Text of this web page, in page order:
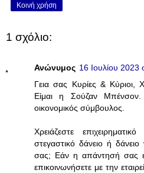
Κοινή χρήση
1 σχόλιο:
Ανώνυμος 16 Ιουλίου 2023
Γεια σας Κυρίες & Κύριοι,
Είμαι η Σούζαν Μπένσον.
οικονομικός σύμβουλος.
Χρειάζεστε
στεγαστικό δάνειο ή
σας; Εάν η απάντησή σας
επικοινωνήσετε με την